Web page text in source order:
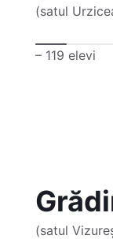
(satul
– 119 elevi
(satul